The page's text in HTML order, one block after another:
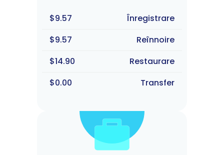
$9.57
Înregistrare
$9.57
Reînnoire
$14.90
Restaurare
$0.00
Transfer